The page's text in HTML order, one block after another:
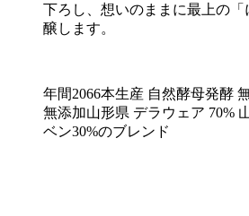
下ろし、想いのままに最上の「
醸します。
年間2066本生産 自然酵母発酵
無添加山形県 デラウェア 70%
ベン30%のブレンド